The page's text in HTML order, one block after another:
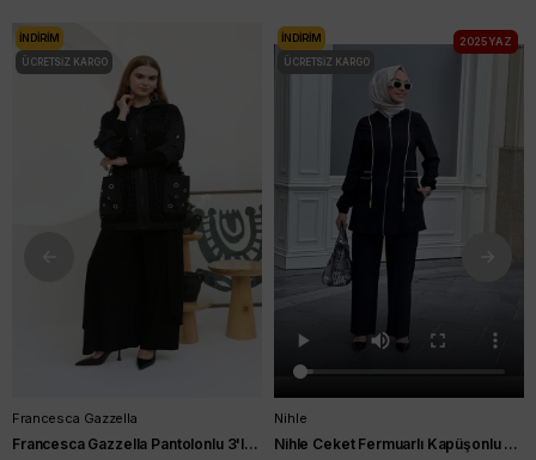
Francesca Gazzella
Francesca Gazzella Pantolonlu 3'lü Takım Siyah
İNDIRIM
ÜCRETSIZ KARGO
Nihle
Nihle Ceket Fermuarlı Kapüşonlu Pantolonlu Spor Bayan Takım Siyah
İNDIRIM
ÜCRETSIZ KARGO
2025 YAZ